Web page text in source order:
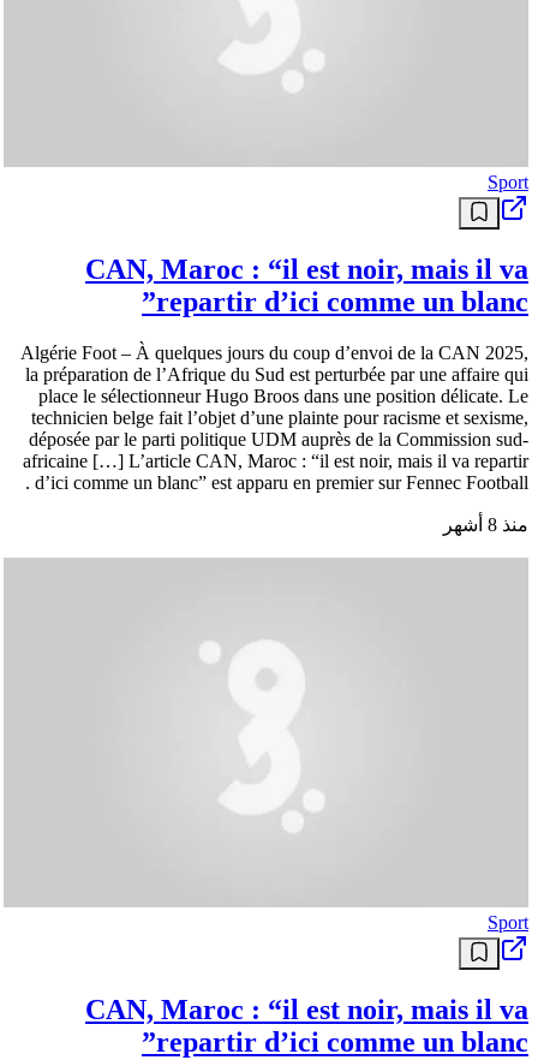
Sport
CAN, Maroc : “il est noir, mais il va
repartir d’ici comme un blanc”
Algérie Foot – À quelques jours du coup d’envoi de la CAN 2025,
la préparation de l’Afrique du Sud est perturbée par une affaire qui
place le sélectionneur Hugo Broos dans une position délicate. Le
technicien belge fait l’objet d’une plainte pour racisme et sexisme,
déposée par le parti politique UDM auprès de la Commission sud-
africaine […] L’article CAN, Maroc : “il est noir, mais il va repartir
d’ici comme un blanc” est apparu en premier sur Fennec Football .
منذ 8 أشهر
Sport
CAN, Maroc : “il est noir, mais il va
repartir d’ici comme un blanc”